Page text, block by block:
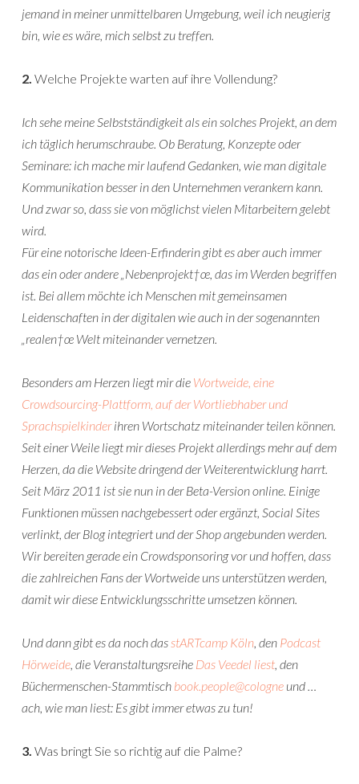
jemand in meiner unmittelbaren Umgebung, weil ich neugierig
bin, wie es wäre, mich selbst zu treffen.
2. Welche Projekte warten auf ihre Vollendung?
Ich sehe meine Selbstständigkeit als ein solches Projekt, an dem
ich täglich herumschraube. Ob Beratung, Konzepte oder
Seminare: ich mache mir laufend Gedanken, wie man digitale
Kommunikation besser in den Unternehmen verankern kann.
Und zwar so, dass sie von möglichst vielen Mitarbeitern gelebt
wird.
Für eine notorische Ideen-Erfinderin gibt es aber auch immer
das ein oder andere „Nebenprojekt†œ, das im Werden begriffen
ist. Bei allem möchte ich Menschen mit gemeinsamen
Leidenschaften in der digitalen wie auch in der sogenannten
„realen†œ Welt miteinander vernetzen.
Besonders am Herzen liegt mir die Wortweide, eine
Crowdsourcing-Plattform, auf der Wortliebhaber und
Sprachspielkinderihren Wortschatz miteinander teilen können.
Seit einer Weile liegt mir dieses Projekt allerdings mehr auf dem
Herzen, da die Website dringend der Weiterentwicklung harrt.
Seit März 2011 ist sie nun in der Beta-Version online. Einige
Funktionen müssen nachgebessert oder ergänzt, Social Sites
verlinkt, der Blog integriert und der Shop angebunden werden.
Wir bereiten gerade ein Crowdsponsoring vor und hoffen, dass
die zahlreichen Fans der Wortweide uns unterstützen werden,
damit wir diese Entwicklungsschritte umsetzen können.
Und dann gibt es da noch dasstARTcamp Köln, den Podcast
Hörweide, die Veranstaltungsreihe Das Veedel liest, den
Büchermenschen-Stammtisch book.people@cologne und …
ach, wie man liest: Es gibt immer etwas zu tun!
3. Was bringt Sie so richtig auf die Palme?